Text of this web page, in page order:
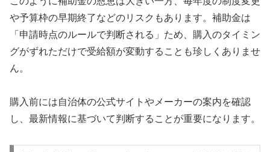
や予算枠の早期終了などのリスクもあります。補助金は
「申請時点のルールで判断される」ため、購入のタイミン
グがずれただけで受給額が変動することも珍しくありませ
ん。
購入前には自治体の公式サイトやメーカーの案内を確認
し、最新情報に基づいて判断することが重要になります。